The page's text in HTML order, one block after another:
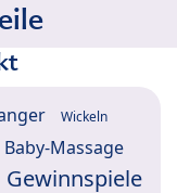
Wickeln
Baby-Massage
Gewinnspiele